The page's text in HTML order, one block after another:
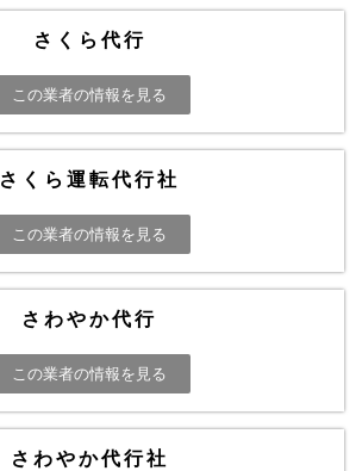
さくら代行
この業者の情報を見る
さくら運転代行社
この業者の情報を見る
さわやか代行
この業者の情報を見る
さわやか代行社